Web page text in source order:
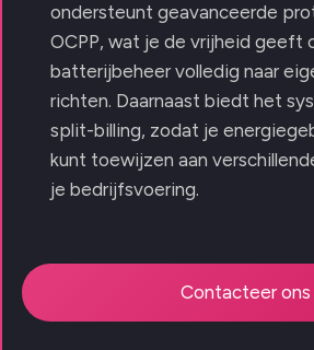
ondersteunt geavanceerde
OCPP, wat je de vrijheid geeft
batterijbeheer volledig naar
richten. Daarnaast biedt het
split-billing, zodat je
kunt toewijzen aan
je bedrijfsvoering.
Contacteer ons